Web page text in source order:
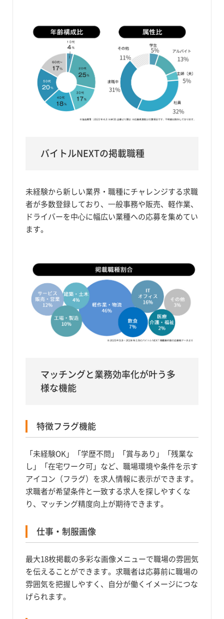
バイトルNEXTの掲載職種
未経験から新しい業界・職種にチャレンジする求職
者が多数登録しており、⼀般事務や販売、軽作業、
ドライバーを中⼼に幅広い業種への応募を集めてい
ます。
マッチングと業務効率化が叶う多
様な機能
特徴フラグ機能
「未経験OK」「学歴不問」「賞与あり」「残業な
し」「在宅ワーク可」など、職場環境や条件を示す
アイコン（フラグ）を求人情報に表示ができます。
求職者が希望条件と一致する求人を探しやすくな
り、マッチング精度向上が期待できます。
仕事・制服画像
最大18枚掲載の多彩な画像メニューで職場の雰囲気
を伝えることができます。求職者は応募前に職場の
雰囲気を把握しやすく、自分が働くイメージにつな
げられます。